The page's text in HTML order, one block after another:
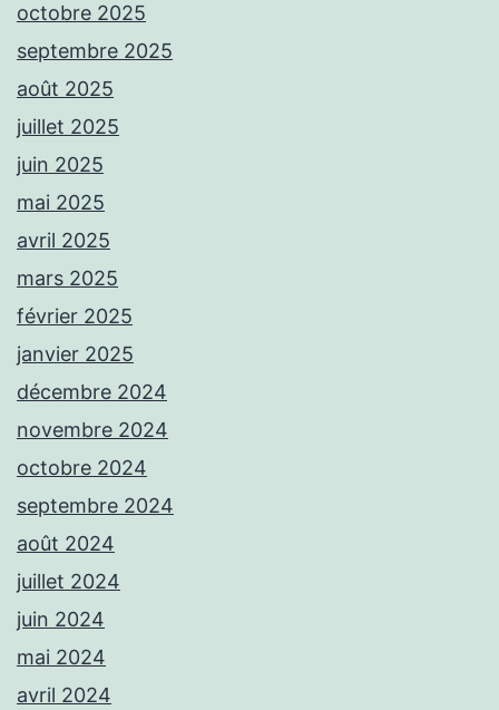
octobre 2025
septembre 2025
août 2025
juillet 2025
juin 2025
mai 2025
avril 2025
mars 2025
février 2025
janvier 2025
décembre 2024
novembre 2024
octobre 2024
septembre 2024
août 2024
juillet 2024
juin 2024
mai 2024
avril 2024